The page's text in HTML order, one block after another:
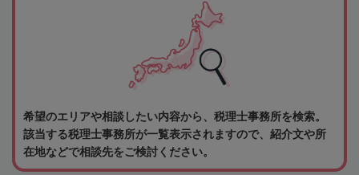
希望のエリアや相談したい内容から、税理士事務所を検索。
該当する税理士事務所が一覧表示されますので、紹介文や所
在地などで相談先をご検討ください。